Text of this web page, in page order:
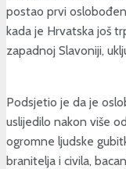
postao prvi
kada je Hrvatska još
zapadnoj Slavoniji,
Podsjetio je da je
uslijedilo nakon više
ogromne ljudske
branitelja i civila,